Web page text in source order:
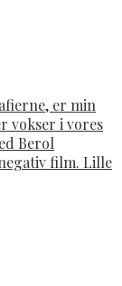
er min
vokser i vores
Berol
film. Lille